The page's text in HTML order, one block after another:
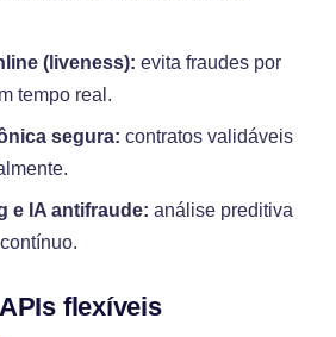
(liveness): evita fraudes por
tempo real.
segura: contratos validáveis
e IA antifraude: análise preditiva
flexíveis